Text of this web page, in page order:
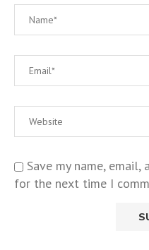
Save my name,
for the next time I